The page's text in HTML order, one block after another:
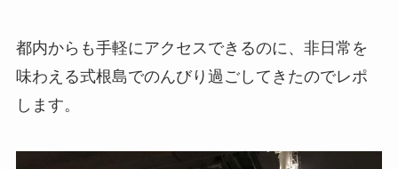
都内からも手軽にアクセスできるのに、非日常を
味わえる式根島でのんびり過ごしてきたのでレポ
します。